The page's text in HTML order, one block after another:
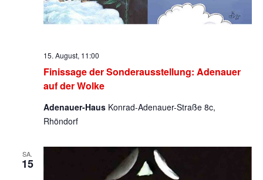
Finissage der Sonderausstellung: Adenauer
auf der Wolke
15. August, 11:00
Adenauer-Haus Konrad-Adenauer-Straße 8c,
Rhöndorf
SA.
15